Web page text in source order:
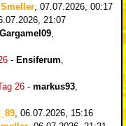
Smeller, 07.07.2026, 00:17
21:07
Gargamel09,
- Ensiferum,
26 - markus93,
, 06.07.2026, 15:16